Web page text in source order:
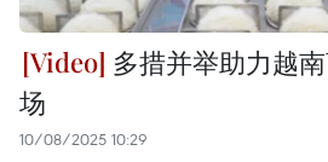
多措并举助力越
场
10/08/2025 10:29